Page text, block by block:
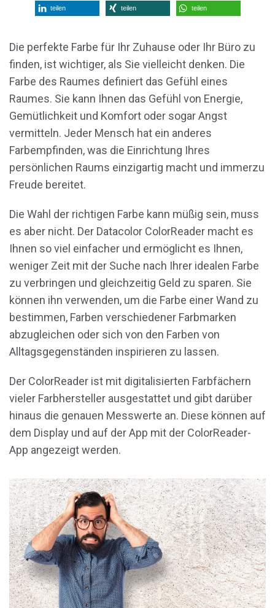
teilen teilen teilen
Die perfekte Farbe für Ihr Zuhause oder Ihr Büro zu
finden, ist wichtiger, als Sie vielleicht denken. Die
Farbe des Raumes definiert das Gefühl eines
Raumes. Sie kann Ihnen das Gefühl von Energie,
Gemütlichkeit und Komfort oder sogar Angst
vermitteln. Jeder Mensch hat ein anderes
Farbempfinden, was die Einrichtung Ihres
persönlichen Raums einzigartig macht und immerzu
Freude bereitet.
Die Wahl der richtigen Farbe kann müßig sein, muss
es aber nicht. Der Datacolor ColorReader macht es
Ihnen so viel einfacher und ermöglicht es Ihnen,
weniger Zeit mit der Suche nach Ihrer idealen Farbe
zu verbringen und gleichzeitig Geld zu sparen. Sie
können ihn verwenden, um die Farbe einer Wand zu
bestimmen, Farben verschiedener Farbmarken
abzugleichen oder sich von den Farben von
Alltagsgegenständen inspirieren zu lassen.
Der ColorReader ist mit digitalisierten Farbfächern
vieler Farbhersteller ausgestattet und gibt darüber
hinaus die genauen Messwerte an. Diese können auf
dem Display und auf der App mit der ColorReader-
App angezeigt werden.